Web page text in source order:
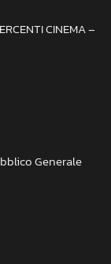
CINEMA –
Generale